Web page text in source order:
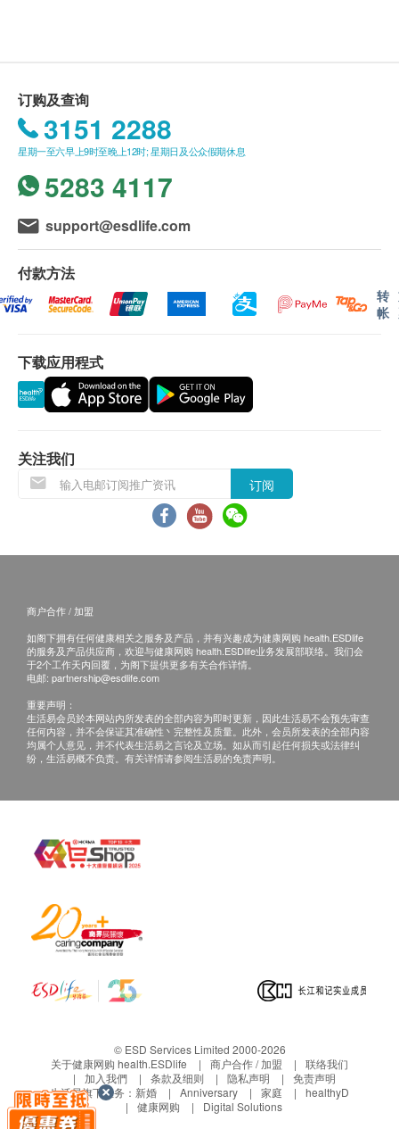
癌抗原 125 (卵巢) - 只限女士
癌抗原 15.3 (乳房) - 只限女士
心脏检查 重点项目
十二导联心电图
心脑血管疾病 重点项目
电脑扫描 重点项目
磁力共振 重点项目
颅脑血管造影MRA（3DTOF+3DMX黑血高分辨）
心脑血管检查
超敏感丙种反应蛋白
2 基本项目
基本健康评估
身高
体重
血压
体质指标
血脂
总胆固醇
甘油三酯
低密度脂蛋白胆固醇
糖尿
血葡萄糖 (空腹)
糖化血红蛋白
谷草转氨酶
谷丙转氨酶
总碱性磷酸酶
体检时, 如果遇到医生不会说广东话的情况，医疗
中心可安排医护人员陪同提供翻译服务。
如果商户页面与体检计划页面的繁体中文、简体中
文、英文三个版本有任何抵触或不相符之处，应以
简体中文版本为准。
二、体检报告领取和讲解
体检报告会在体检后10个工作日内完成，客户可选
择以下途径查看体检报告：
1. 体检报告完成后，医疗中心会发送提醒讯息提醒
客户查看报告。
邮费到付（可送到港澳地区）。
体检报告完成后可预约医生讲解报告，客户可选择
以下渠道：
（微信/WhatsApp：+852 92974697），医生会按
预约时间主动联络客户
2. 当面讲解：需至少提前3个工作日预约具体时间
（微信/WhatsApp：+852 92974697），体检客户
三、免责声明
如有争议，健康网购health.ESDlife及医疗中心保留最
后决定权。
1. 所有健康检查/服务并非作为医务诊断或治疗用途。
当阁下身体健康出现任何疾病征兆时，应立即咨询有
认可资格的医生，作出诊断及治疗。
health.ESDlife】并没有经营或提供本服务/产品。有
引致的损失、损害、受伤或法律诉讼，健康网购
health.ESDlife概不负责。一切有关的索偿或查询，须
订购及查询
3151 2288
星期一至六早上9时至晚上12时; 星期日及公众假期休息
5283 4117
support@esdlife.com
付款方法
转
帐
下载应用程式
关注我们
订阅
商户合作 / 加盟
如阁下拥有任何健康相关之服务及产品，并有兴趣成为健康网购 health.ESDlife
的服务及产品供应商，欢迎与健康网购 health.ESDlife业务发展部联络。我们会
于2个工作天内回覆，为阁下提供更多有关合作详情。
电邮: partnership@esdlife.com
重要声明：
生活易会员於本网站内所发表的全部内容为即时更新，因此生活易不会预先审查
任何内容，并不会保证其准确性丶完整性及质量。此外，会员所发表的全部内容
均属个人意见，并不代表生活易之言论及立场。如从而引起任何损失或法律纠
纷，生活易概不负责。有关详情请参阅生活易的免责声明。
© ESD Services Limited 2000-2026
关于健康网购 health.ESDlife
商户合作 / 加盟
联络我们
加入我們
条款及细则 隐私声明
免责声明
生活易旗下业务： 新婚 Anniversary 家庭
healthyD
健康网购
Digital Solutions